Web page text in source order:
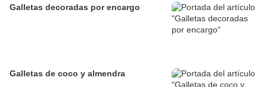
Galletas decoradas por encargo
Galletas de coco y almendra